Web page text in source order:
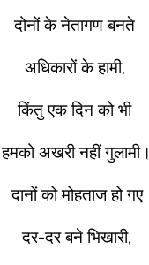
दोनों के नेतागण बनते
अधिकारों के हामी,
किंतु एक दिन को भी
हमको अखरी नहीं गुलामी।
दानों को मोहताज हो गए
दर-दर बने भिखारी,